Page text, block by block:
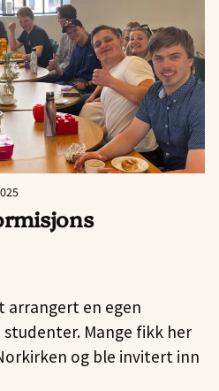
arrangert en egen
Mange fikk her
og ble invitert inn